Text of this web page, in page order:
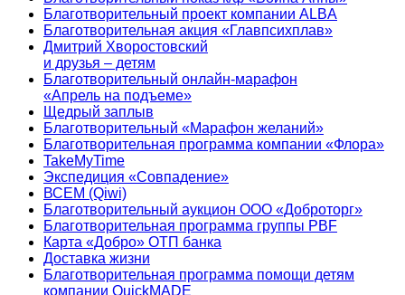
Благотворительный проект компании ALBA
Благотворительная акция «Главпсихплав»
Дмитрий Хворостовский
и друзья – детям
Благотворительный онлайн‑марафон
«Апрель на подъеме»
Щедрый заплыв
Благотворительный «Марафон желаний»
Благотворительная программа компании «Флора»
TakeMyTime
Экспедиция «Совпадение»
ВСЕМ (Qiwi)
Благотворительный аукцион ООО «Доброторг»
Благотворительная программа группы PBF
Карта «Добро» ОТП банка
Доставка жизни
Благотворительная программа помощи детям
компании QuickMADE